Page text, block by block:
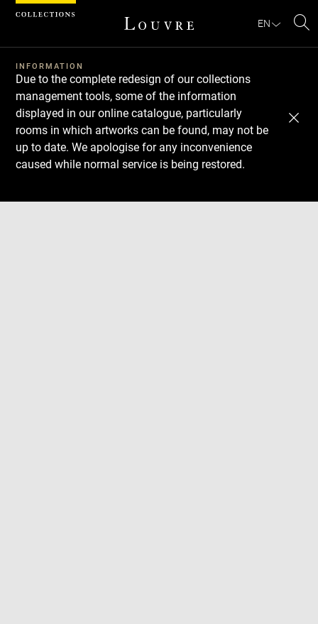
EN
INFORMATION
Due to the complete redesign of our collections
management tools, some of the information
displayed in our online catalogue, particularly
rooms in which artworks can be found, may not be
up to date. We apologise for any inconvenience
caused while normal service is being restored.
Download
Next
Previous
Cookies management panel